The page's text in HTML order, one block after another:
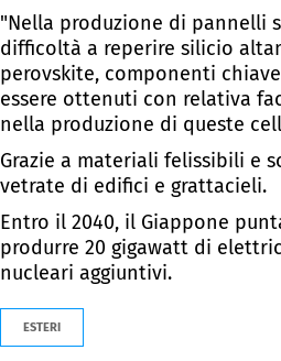
"Nella produzione di pannelli
difficoltà a reperire silicio
perovskite, componenti
essere ottenuti con relativa
nella produzione di queste
Grazie a materiali felissibili e
vetrate di edifici e grattacieli.
Entro il 2040, il Giappone
produrre 20 gigawatt di
nucleari aggiuntivi.
ESTERI